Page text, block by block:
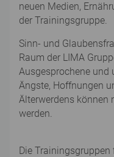
neuen Medien,
der Trainingsgruppe.
Sinn- und
Raum der LIMA
Ausgesprochene und
Ängste, Hoffnungen
Älterwerdens können
werden.
Die